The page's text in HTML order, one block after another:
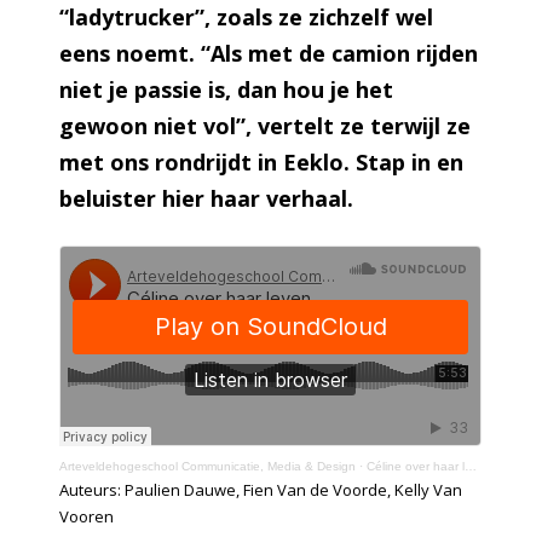
“ladytrucker”, zoals ze zichzelf wel
eens noemt. “Als met de camion rijden
niet je passie is, dan hou je het
gewoon niet vol”, vertelt ze terwijl ze
met ons rondrijdt in Eeklo. Stap in en
beluister hier haar verhaal.
Arteveldehogeschool Communicatie, Media & Design · Céline over haar leven als ladytrucker
Auteurs: Paulien Dauwe, Fien Van de Voorde, Kelly Van
Vooren